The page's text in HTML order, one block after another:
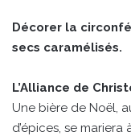
Décorer la
secs caramélisés.
L’Alliance de
Une bière de Noël,
d’épices, se